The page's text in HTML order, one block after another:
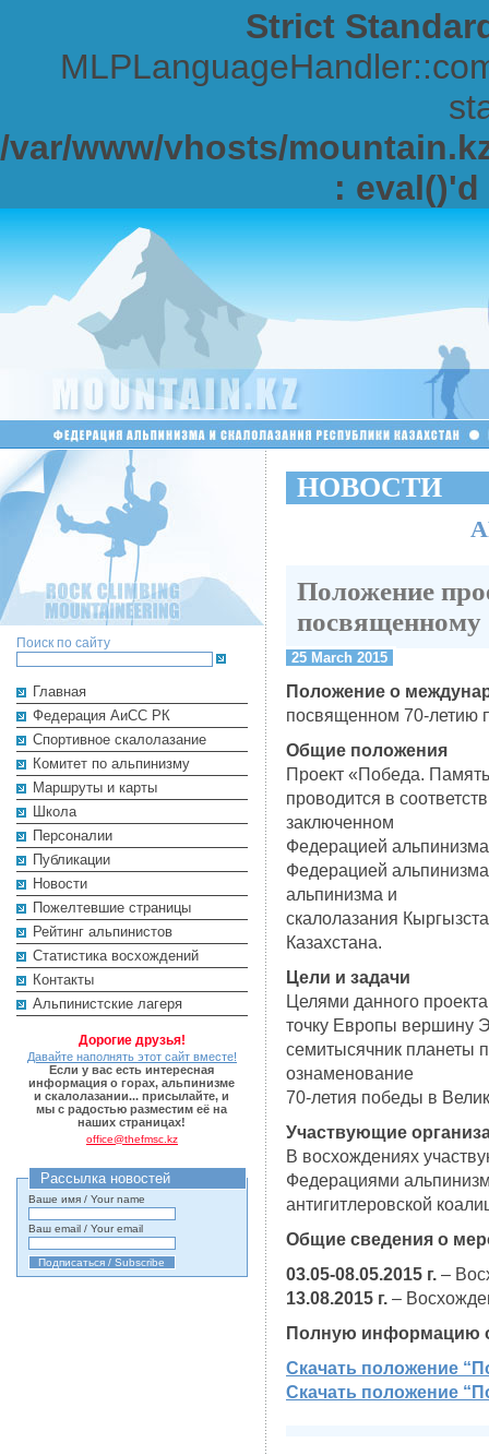
Strict
/var/www/vhosts/
:
Поиск по сайту
Главная
Федерация АиСС РК
Cпортивное скалолазание
Комитет по альпинизму
Маршруты и карты
Школа
Персоналии
Публикации
Новости
Пожелтевшие страницы
Рейтинг альпинистов
Cтатистика восхождений
Контакты
Альпинистские лагеря
Дорогие друзья!
Давайте наполнять этот сайт вместе!
Если у вас есть интересная
информация о горах, альпинизме
и скалолазании... присылайте, и
мы с радостью разместим её на
наших страницах!
office@thefmsc.kz
Рассылка новостей
Ваше имя / Your name
Ваш email / Your email
НОВОСТИ
Положение
посвященному
25 March 2015
Положение о
посвященном 70-летию
Общие положения
Проект «Победа.
проводится в
заключенном
Федерацией
Федерацией
альпинизма и
скалолазания
Казахстана.
Цели и задачи
Целями данного
точку Европы вершину
семитысячник планеты
ознаменование
70-летия победы в
Участвующие
В восхождениях
Федерациями
антигитлеровской
Общие сведения о
03.05-08.05.2015 г. –
13.08.2015 г. –
Полную информацию
Скачать положение
Скачать положение